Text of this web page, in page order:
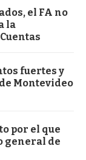
el FA no
la
fuertes y
Montevideo
por el que
general de